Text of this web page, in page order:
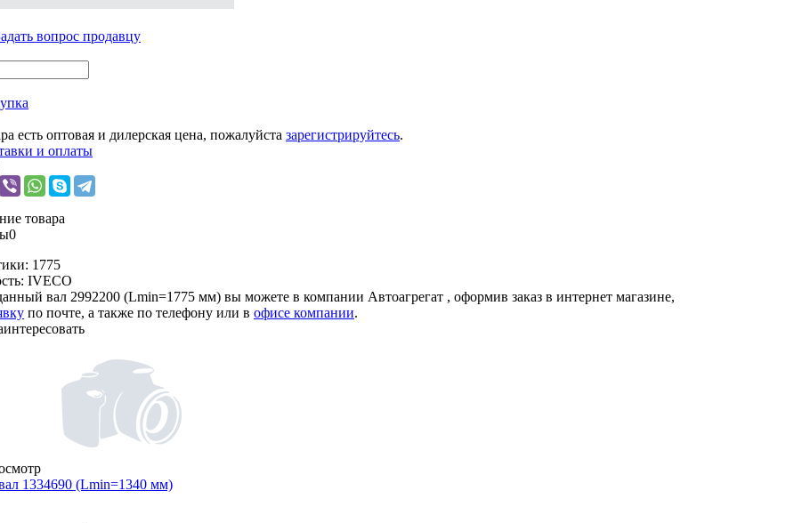
вопрос продавцу
есть оптовая и дилерская цена, пожалуйста зарегистрируйтесь.
и оплаты
товара
0
1775
IVECO
вал 2992200 (Lmin=1775 мм) вы можете в компании Автоагрегат , оформив заказ в интернет магазине,
по почте, а также по телефону или в офисе компании.
1334690 (Lmin=1340 мм)